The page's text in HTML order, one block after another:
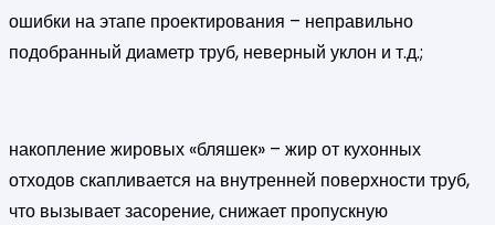
ошибки на этапе проектирования – неправильно
подобранный диаметр труб, неверный уклон и т.д.;
накопление жировых «бляшек» – жир от кухонных
отходов скапливается на внутренней поверхности труб,
что вызывает засорение, снижает пропускную